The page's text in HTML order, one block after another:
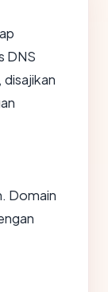
DNS
disajikan
Domain